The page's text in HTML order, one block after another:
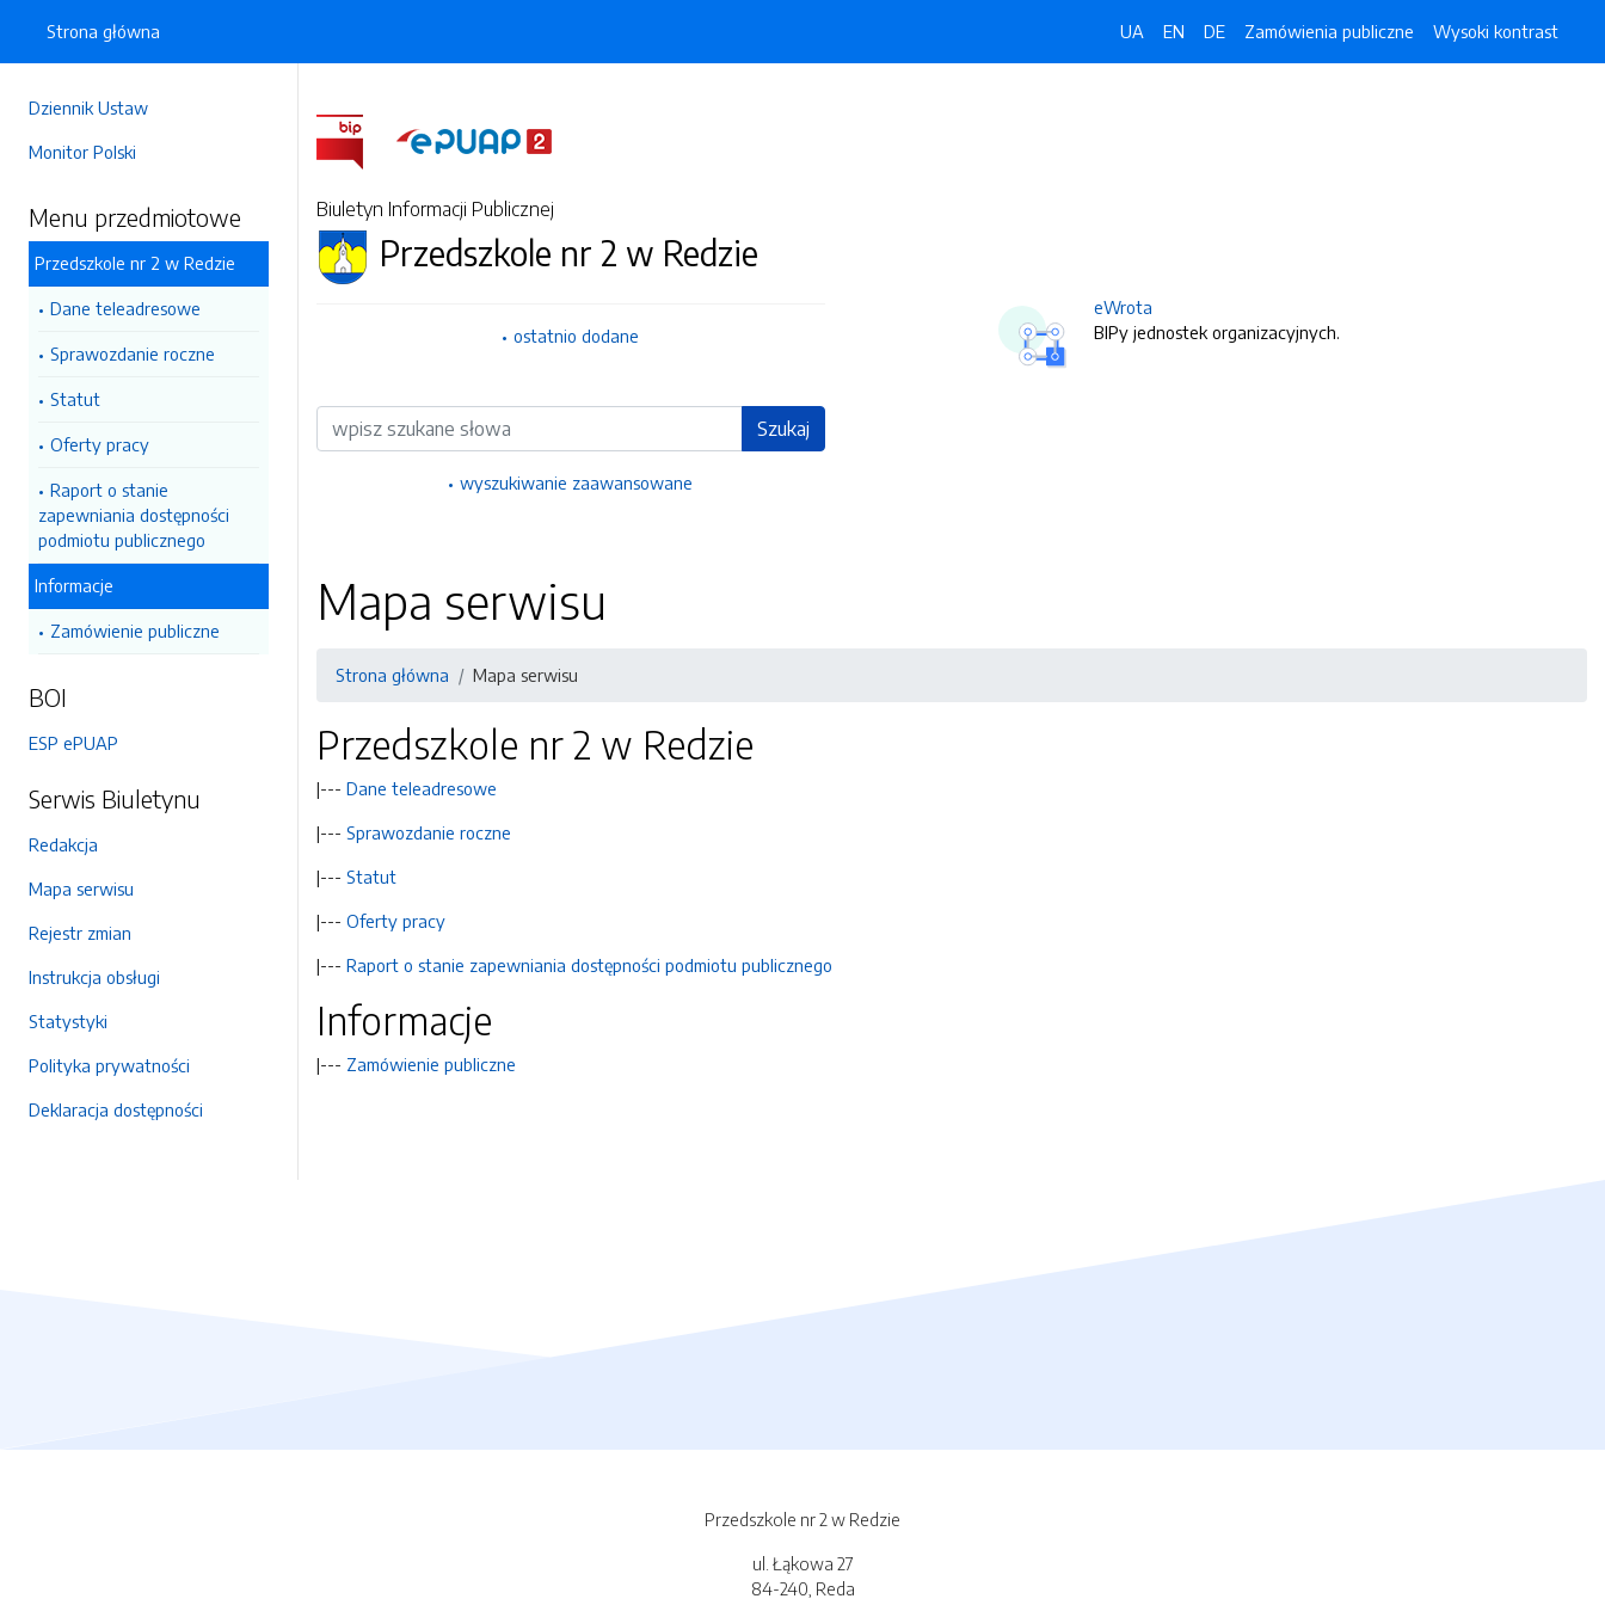
Dziennik Ustaw
Monitor Polski
Menu przedmiotowe
Przedszkole nr 2 w Redzie
Dane teleadresowe
Sprawozdanie roczne
Statut
Oferty pracy
Raport o stanie
zapewniania dostępności
podmiotu publicznego
Informacje
Zamówienie publiczne
BOI
ESP ePUAP
Serwis Biuletynu
Redakcja
Mapa serwisu
Rejestr zmian
Instrukcja obsługi
Statystyki
Polityka prywatności
Deklaracja dostępności
Strona główna UA EN DE Zamówienia publiczne Wysoki kontrast
Biuletyn Informacji Publicznej
Przedszkole nr 2 w Redzie
ostatnio dodane
Wyszukiwarka Szukaj
wyszukiwanie zaawansowane
eWrota
BIPy jednostek organizacyjnych.
Mapa serwisu
Strona główna Mapa serwisu
Przedszkole nr 2 w Redzie
|--- Dane teleadresowe
|--- Sprawozdanie roczne
|--- Statut
|--- Oferty pracy
|--- Raport o stanie zapewniania dostępności podmiotu publicznego
Informacje
|--- Zamówienie publiczne
Przedszkole nr 2 w Redzie
ul. Łąkowa 27
84-240, Reda